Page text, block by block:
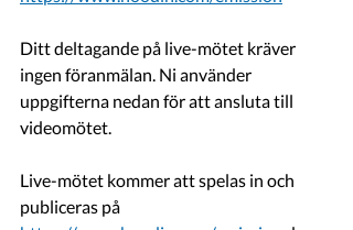
Ditt deltagande på live-mötet kräver
ingen föranmälan. Ni använder
uppgifterna nedan för att ansluta till
videomötet.
Live-mötet kommer att spelas in och
publiceras på